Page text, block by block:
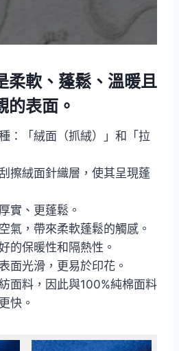
柔軟、蓬鬆、溫暖且
的表面。
：「絨面（抓絨）」和「拉
擦絨面針織層，使其呈現蓬
實、更蓬鬆。
氣，帶來柔軟蓬鬆的觸感。
的保暖性和隔熱性。
面光滑，更易於印花。
面料，因此與100%純棉面料
快。